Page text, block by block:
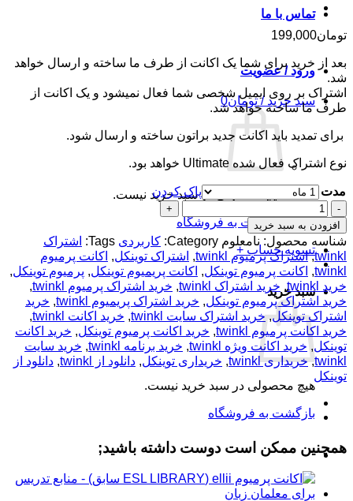
تماس با ما
ورود / عضویت
سبد خرید /تومان0
هیچ محصولی در سبد خرید نیست.
بازگشت به فروشگاه
تسویه حساب +
سبد خرید
هیچ محصولی در سبد خرید نیست.
بازگشت به فروشگاه
تومان199,000
بعد از خرید برای شما یک اکانت از طرف ما ساخته و ارسال خواهد
شد.
اشتراک بر روی ایمیل شخصی شما فعال نمیشود و یک اکانت از
طرف ما ساخته خواهد شد.
برای تمدید باید اکانت جدید براتون ساخته و ارسال شود.
نوع اشتراک فعال شده Ultimate خواهد بود.
مدت
پاک کردن
اکانت
پرمیوم
شخصی
Twinkl
-
منبع
مطالب
تدریس
برای
معلمان
زبان
انگلیسی
عدد
افزودن به سبد خرید
شناسه محصول:نامعلوم Category: کاربردی Tags:
اشتراک
twinkl
,اشتراک پرمیوم twinkl , اشتراک توینکل, اکانت پرمیوم
twinkl
, اکانت پرمیوم توینکل, اکانت پریمیوم توینکل, پرمیوم توینکل,
خرید twinkl
, خرید اشتراک twinkl , خرید اشتراک پرمیوم twinkl
,
خرید اشتراک پرمیوم توینکل, خرید اشتراک پریمیوم twinkl , خرید
اشتراک توینکل,خرید اشتراک سایت twinkl , خرید اکانت twinkl
,
خرید اکانت پرمیوم twinkl
, خرید اکانت پرمیوم توینکل, خرید اکانت
توینکل, خرید اکانت ویژه twinkl , خرید برنامه twinkl , خرید سایت
twinkl
,خریداری twinkl , خریداری توینکل, دانلود از twinkl , دانلود از
توینکل
همچنین ممکن است دوست داشته باشید;